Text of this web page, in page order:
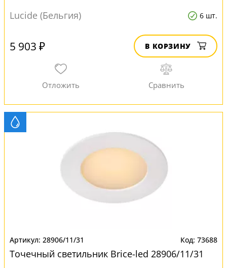
Lucide (Бельгия) 6 шт.
5 903 ₽ В КОРЗИНУ
28906/11/31 73688
Точечный светильник Brice-led 28906/11/31